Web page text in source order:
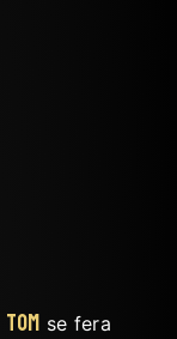
Tom se fera